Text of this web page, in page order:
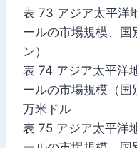
表 73 アジア太平洋
ールの市場規模、
ン）
表 74 アジア太平洋
ールの市場規模（
万米ドル
表 75 アジア太平洋